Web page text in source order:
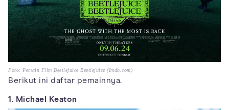
Foto: Pemain Film Beetlejuice Beetlejuice (Imdb.com)
Berikut ini daftar pemainnya.
1. Michael Keaton